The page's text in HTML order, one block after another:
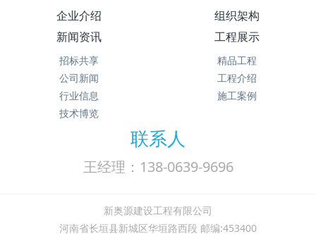
企业介绍
组织架构
新闻资讯
招标共享
公司新闻
行业信息
技术博览
工程展示
精品工程
工程介绍
施工案例
联系人
王经理：138-0639-9696
新奥源建设工程有限公司
河南省长垣县新城区华垣路西段 邮编:453400